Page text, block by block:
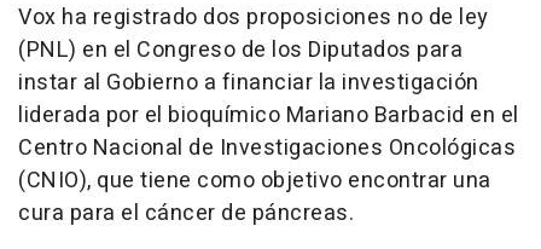
Vox ha registrado dos proposiciones no de ley
(PNL) en el Congreso de los Diputados para
instar al Gobierno a financiar la investigación
liderada por el bioquímico Mariano Barbacid en el
Centro Nacional de Investigaciones Oncológicas
(CNIO), que tiene como objetivo encontrar una
cura para el cáncer de páncreas.